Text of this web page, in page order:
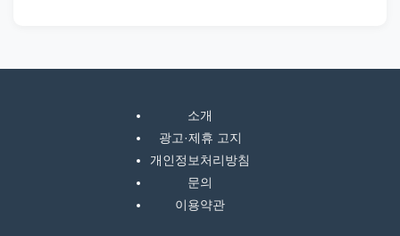
소개
광고·제휴 고지
개인정보처리방침
문의
이용약관